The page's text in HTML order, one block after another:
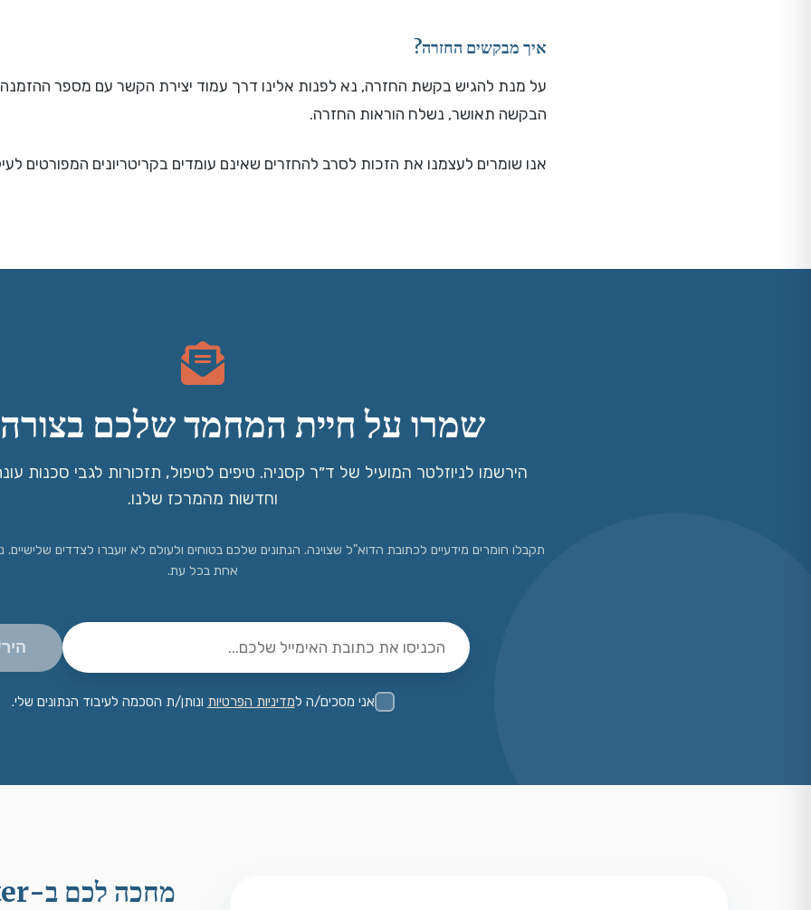
איך מבקשים החזרה?
על מנת להגיש בקשת החזרה, נא לפנות אלינו דרך עמוד יצירת הקשר עם מספר ההזמנה
הבקשה תאושר, נשלח הוראות החזרה.
אנו שומרים לעצמנו את הזכות לסרב להחזרים שאינם עומדים בקריטריונים המפורטים
שמרו על חיית המחמד שלכם בצורה
הירשמו לניוזלטר המועיל של ד״ר קסניה. טיפים לטיפול, תזכורות לגבי סכנות
וחדשות מהמרכז שלנו.
תקבלו חומרים מידעיים לכתובת הדוא"ל שצוינה. הנתונים שלכם בטוחים ולעולם לא יועברו לצדדים
אחת בכל עת.
אני מסכים/ה למדיניות הפרטיות ונותן/ת הסכמה לעיבוד הנתונים שלי.
מחכה לכם ב-Zoolu Vet Center!